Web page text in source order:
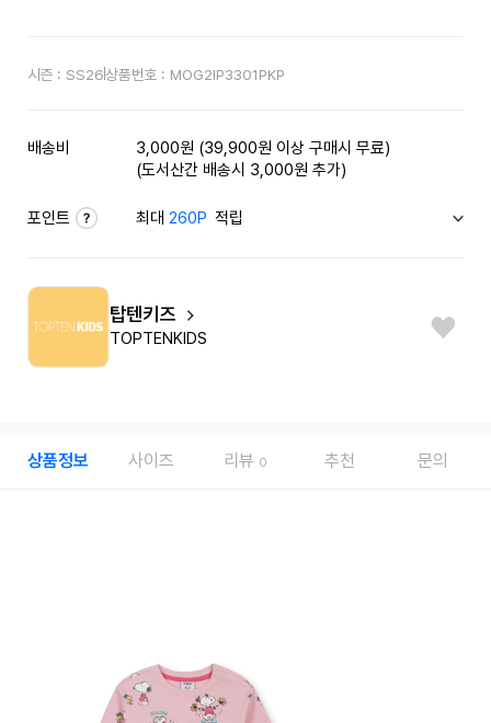
시즌 : SS26상품번호 : MOG2IP3301PKP
배송비
3,000원 (39,900원 이상 구매시 무료)
(도서산간 배송시 3,000원 추가)
포인트 최대260P 적립
탑텐키즈
TOPTENKIDS
상품정보 사이즈 리뷰 0 추천 문의